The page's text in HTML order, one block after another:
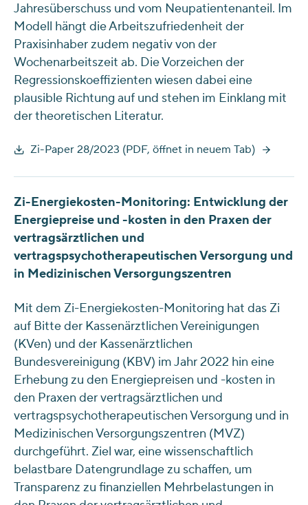
Jahresüberschuss und vom Neupatientenanteil. Im
Modell hängt die Arbeitszufriedenheit der
Praxisinhaber zudem negativ von der
Wochenarbeitszeit ab. Die Vorzeichen der
Regressionskoeffizienten wiesen dabei eine
plausible Richtung auf und stehen im Einklang mit
der theoretischen Literatur.
Zi-Paper 28/2023 (PDF, öffnet in neuem Tab)
Zi-Energiekosten-Monitoring: Entwicklung der
Energiepreise und -kosten in den Praxen der
vertragsärztlichen und
vertragspsychotherapeutischen Versorgung und
in Medizinischen Versorgungszentren
Mit dem Zi-Energiekosten-Monitoring hat das Zi
auf Bitte der Kassenärztlichen Vereinigungen
(KVen) und der Kassenärztlichen
Bundesvereinigung (KBV) im Jahr 2022 hin eine
Erhebung zu den Energiepreisen und -kosten in
den Praxen der vertragsärztlichen und
vertragspsychotherapeutischen Versorgung und in
Medizinischen Versorgungszentren (MVZ)
durchgeführt. Ziel war, eine wissenschaftlich
belastbare Datengrundlage zu schaffen, um
Transparenz zu finanziellen Mehrbelastungen in